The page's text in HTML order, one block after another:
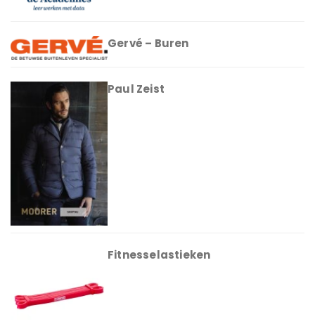
Gervé – Buren
Paul Zeist
Fitnesselastieken